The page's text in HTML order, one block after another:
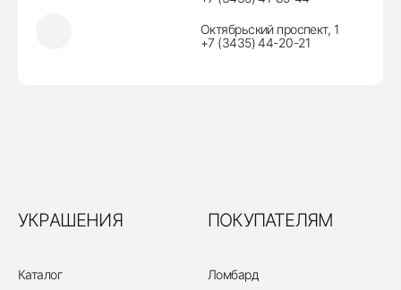
Октябрьский проспект, 1
+7 (3435) 44-20-21
УКРАШЕНИЯ
Каталог
ПОКУПАТЕЛЯМ
Ломбард